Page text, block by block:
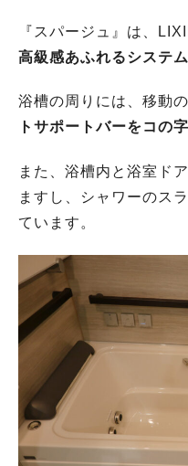
『スパージュ』は、
高級感あふれるシステ
浴槽の周りには、移動
トサポートバーをコの
また、浴槽内と浴室ド
ますし、シャワーのス
ています。